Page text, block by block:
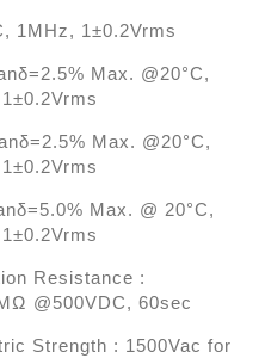
1MHz, 1±0.2Vrms
Max. @20°C,
Max. @20°C,
Max. @ 20°C,
Resistance :
@500VDC, 60sec
Strength : 1500Vac for